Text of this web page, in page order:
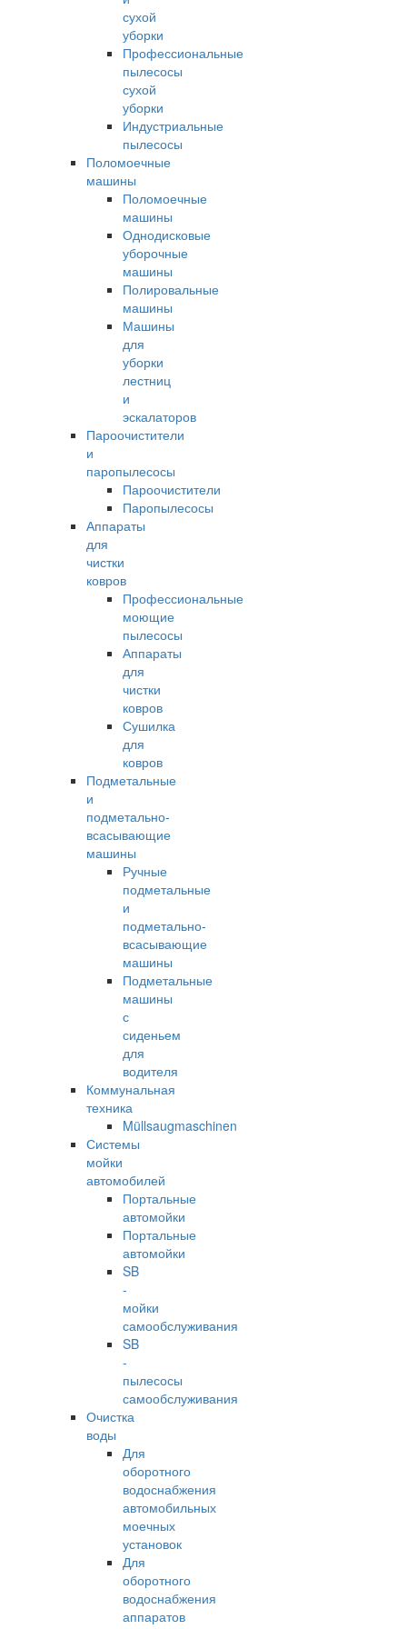
сухой
уборки
Профессиональные
пылесосы
сухой
уборки
Индустриальные
пылесосы
Поломоечные
машины
Поломоечные
машины
Однодисковые
уборочные
машины
Полировальные
машины
Машины
для
уборки
лестниц
и
эскалаторов
Пароочистители
и
паропылесосы
Пароочистители
Паропылесосы
Аппараты
для
чистки
ковров
Профессиональные
моющие
пылесосы
Аппараты
для
чистки
ковров
Сушилка
для
ковров
Подметальные
и
подметально-
всасывающие
машины
Ручные
подметальные
и
подметально-
всасывающие
машины
Подметальные
машины
с
сиденьем
для
водителя
Коммунальная
техника
Müllsaugmaschinen
Системы
мойки
автомобилей
Портальные
автомойки
Портальные
автомойки
SB
-
мойки
самообслуживания
SB
-
пылесосы
самообслуживания
Очистка
воды
Для
оборотного
водоснабжения
автомобильных
моечных
установок
Для
оборотного
водоснабжения
аппаратов